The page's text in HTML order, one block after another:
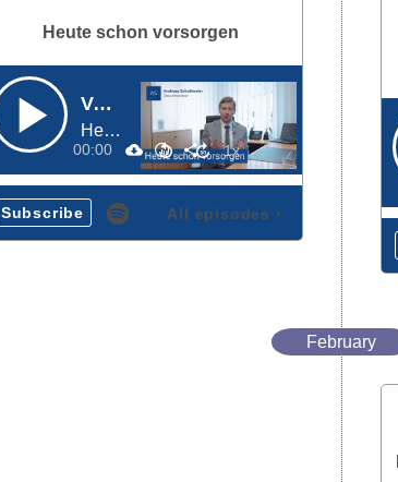
Heute schon vorsorgen
Vermögensplanung
Heute schon vorsorgen
00:00
Subscribe All episodes ›
February